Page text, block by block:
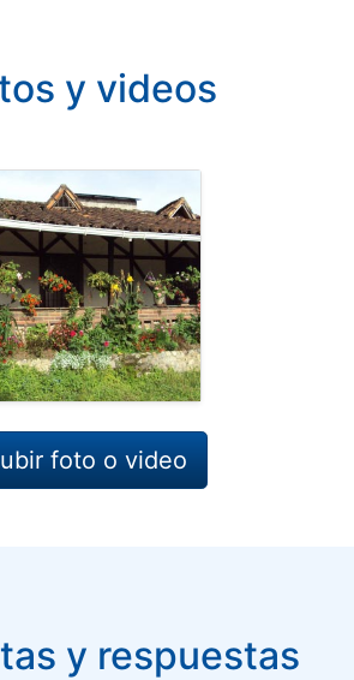
y videos
foto o video
y respuestas